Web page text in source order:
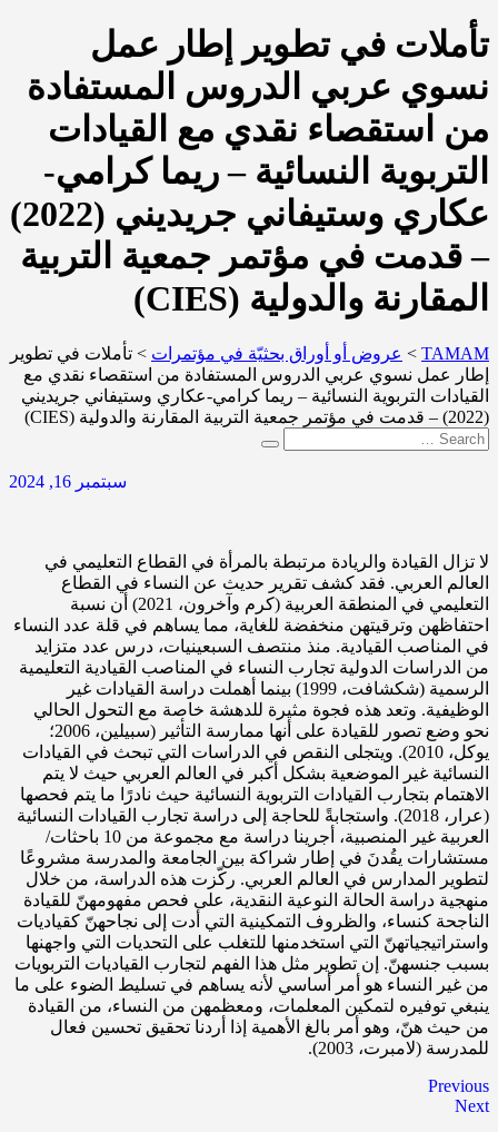
تأملات في تطوير إطار عمل
نسوي عربي الدروس المستفادة
من استقصاء نقدي مع القيادات
التربوية النسائية – ريما كرامي-
عكاري وستيفاني جريديني (2022)
– قدمت في مؤتمر جمعية التربية
المقارنة والدولية (CIES)
TAMAM
> عروض أو أوراق بحثيّة في مؤتمرات > تأملات في تطوير
إطار عمل نسوي عربي الدروس المستفادة من استقصاء نقدي مع
القيادات التربوية النسائية – ريما كرامي-عكاري وستيفاني جريديني
(2022) – قدمت في مؤتمر جمعية التربية المقارنة والدولية (CIES)
سبتمبر 16, 2024
لا تزال القيادة والريادة مرتبطة بالمرأة في القطاع التعليمي في
العالم العربي. فقد كشف تقرير حديث عن النساء في القطاع
التعليمي في المنطقة العربية (كرم وآخرون، 2021) أن نسبة
احتفاظهن وترقيتهن منخفضة للغاية، مما يساهم في قلة عدد النساء
في المناصب القيادية. منذ منتصف السبعينيات، درس عدد متزايد
من الدراسات الدولية تجارب النساء في المناصب القيادية التعليمية
الرسمية (شكشافت، 1999) بينما أهملت دراسة القيادات غير
الوظيفية. وتعد هذه فجوة مثيرة للدهشة خاصة مع التحول الحالي
نحو وضع تصور للقيادة على أنها ممارسة التأثير (سبيلين، 2006؛
يوكل، 2010). ويتجلى النقص في الدراسات التي تبحث في القيادات
النسائية غير الموضعية بشكل أكبر في العالم العربي حيث لا يتم
الاهتمام بتجارب القيادات التربوية النسائية حيث نادرًا ما يتم فحصها
(عرار، 2018). واستجابةً للحاجة إلى دراسة تجارب القيادات النسائية
العربية غير المنصبية، أجرينا دراسة مع مجموعة من 10 باحثات/
مستشارات يقُدنَ في إطار شراكة بين الجامعة والمدرسة مشروعًا
لتطوير المدارس في العالم العربي. ركّزت هذه الدراسة، من خلال
منهجية دراسة الحالة النوعية النقدية، على فحص مفهومهنّ للقيادة
الناجحة كنساء، والظروف التمكينية التي أدت إلى نجاحهنّ كقياديات
واستراتيجياتهنّ التي استخدمنها للتغلب على التحديات التي واجهنها
بسبب جنسهنّ. إن تطوير مثل هذا الفهم لتجارب القياديات التربويات
من غير النساء هو أمر أساسي لأنه يساهم في تسليط الضوء على ما
ينبغي توفيره لتمكين المعلمات، ومعظمهن من النساء، من القيادة
من حيث هنّ، وهو أمر بالغ الأهمية إذا أردنا تحقيق تحسين فعال
للمدرسة (لامبرت، 2003).
Previous
Next